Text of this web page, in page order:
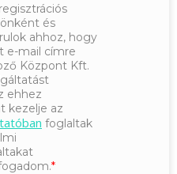
és
ahhoz, hogy
e-mail címre
Központ Kft.
ehhez
kezelje az
foglaltak